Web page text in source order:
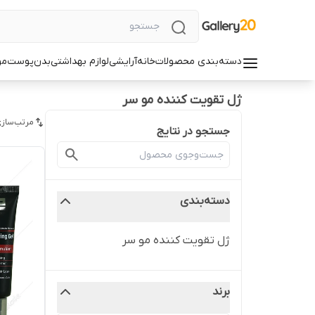
دسته‌بندی محصولاتخانهآرایشیلوازم بهداشتیبدنپوست
ژل تقویت کننده مو سر
جستجو در نتایج
دسته‌بندی
ژل تقویت کننده مو سر
برند